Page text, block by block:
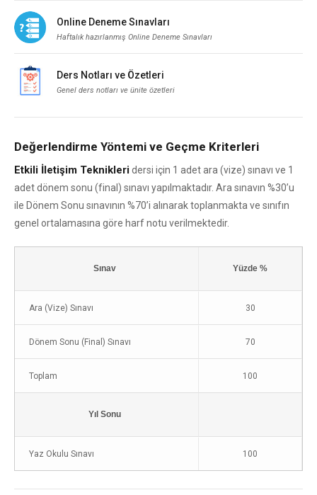
Online Deneme Sınavları
Haftalık hazırlanmış Online Deneme Sınavları
Ders Notları ve Özetleri
Genel ders notları ve ünite özetleri
Değerlendirme Yöntemi ve Geçme Kriterleri
Etkili İletişim Teknikleridersi için 1 adet ara (vize) sınavı ve 1
adet dönem sonu (final) sınavı yapılmaktadır. Ara sınavın %30’u
ile Dönem Sonu sınavının %70’i alınarak toplanmakta ve sınıfın
genel ortalamasına göre harf notu verilmektedir.
Sınav Yüzde %
Ara (Vize) Sınavı 30
Dönem Sonu (Final) Sınavı 70
Toplam 100
Yıl Sonu
Yaz Okulu Sınavı 100